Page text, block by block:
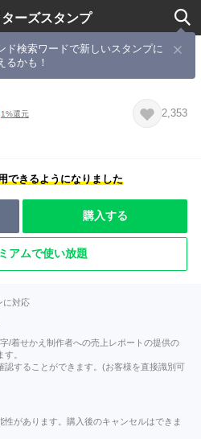
ーズスタンプ
ド検索ワードで新しいスタンプに
るかも！
を言う犬4
1%還元 2,353
できるようになりました
購入する
アムで使い放題
に対応
/着せかえ制作者への売上レポートの提供の
。
認することができます。(お客様を直接識別可
があります。購入後のキャンセルはできま